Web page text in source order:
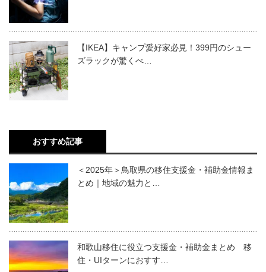
【IKEA】キャンプ愛好家必見！399円のシュー
ズラックが驚くべ…
おすすめ記事
＜2025年＞鳥取県の移住支援金・補助金情報ま
とめ｜地域の魅力と…
和歌山移住に役立つ支援金・補助金まとめ 移
住・UIターンにおすす…